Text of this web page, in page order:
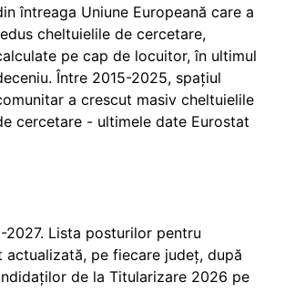
întreaga Uniune Europeană care a
cheltuielile de cercetare,
pe cap de locuitor, în ultimul
Între 2015-2025, spațiul
a crescut masiv cheltuielile
cercetare - ultimele date Eurostat
Lista posturilor pentru
pe fiecare județ, după
de la Titularizare 2026 pe